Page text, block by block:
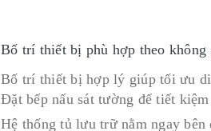
Bố trí thiết bị phù hợp theo không
Bố trí thiết bị hợp lý giúp tối ưu
Đặt bếp nấu sát tường để tiết
Hệ thống tủ lưu trữ nằm ngay bên